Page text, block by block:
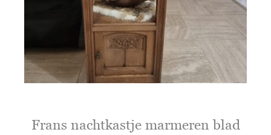
Frans nachtkastje marmeren blad